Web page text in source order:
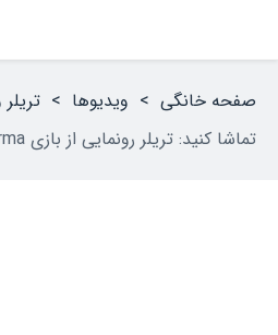
صفحه خانگی > ویدیوها >
تماشا کنید: تریلر رونمایی از بازی Solo Leveling Karma